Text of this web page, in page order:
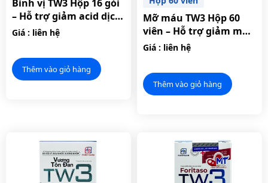
Bình vị TW3 Hộp 16 gói
– Hỗ trợ giảm acid dịch
vị.
Giá : liên hệ
Thêm vào giỏ hàng
Mỡ máu TW3 Hộp 60
viên – Hỗ trợ giảm mỡ
máu, hạn chế xơ vữa
Giá : liên hệ
Thêm vào giỏ hàng